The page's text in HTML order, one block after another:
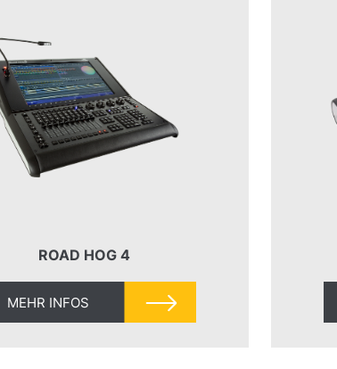
ROAD HOG 4
MEHR INFOS